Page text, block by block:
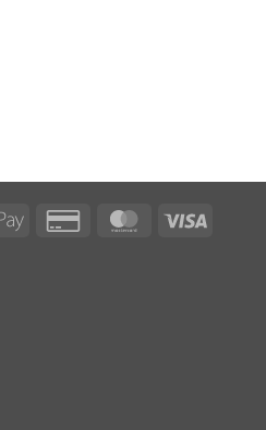
Visa
MasterCard
Credit